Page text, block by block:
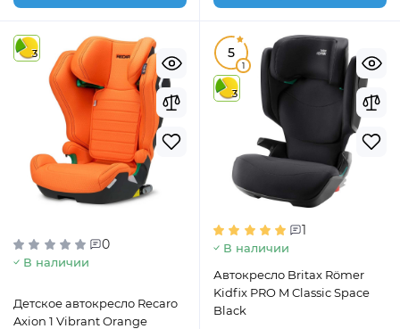
3
0
В наличии
Детское автокресло Recaro
Axion 1 Vibrant Orange
5
1
3
1
В наличии
Автокресло Britax Römer
Kidfix PRO M Classic Space
Black